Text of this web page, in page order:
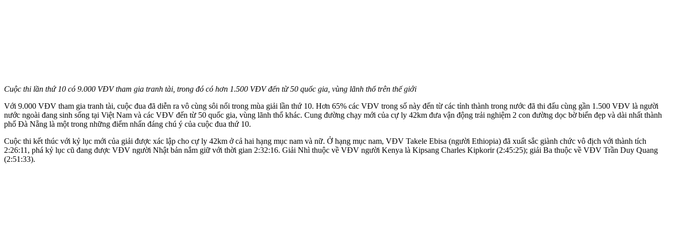
Cuộc thi lần thứ 10 có 9.000 VĐV tham gia tranh tài, trong đó có hơn 1.500 VĐV đến từ 50 quốc gia, vùng lãnh thổ trên thế giới
Với 9.000 VĐV tham gia tranh tài, cuộc đua đã diễn ra vô cùng sôi nổi trong mùa giải lần thứ 10. Hơn 65% các VĐV trong số này đến từ các tỉnh thành trong nước đã thi đấu cùng gần 1.500 VĐV là người
nước ngoài đang sinh sống tại Việt Nam và các VĐV đến từ 50 quốc gia, vùng lãnh thổ khác. Cung đường chạy mới của cự ly 42km đưa vận động trải nghiệm 2 con đường dọc bờ biển đẹp và dài nhất thành
phố Đà Nẵng là một trong những điểm nhấn đáng chú ý của cuộc đua thứ 10.
Cuộc thi kết thúc với kỷ lục mới của giải được xác lập cho cự ly 42km ở cả hai hạng mục nam và nữ. Ở hạng mục nam, VĐV Takele Ebisa (người Ethiopia) đã xuất sắc giành chức vô địch với thành tích
2:26:11, phá kỷ lục cũ đang được VĐV người Nhật bản nắm giữ với thời gian 2:32:16. Giải Nhì thuộc về VĐV người Kenya là Kipsang Charles Kipkorir (2:45:25); giải Ba thuộc về VĐV Trần Duy Quang
(2:51:33).